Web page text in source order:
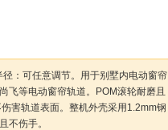
：可任意调节。用于别墅内电动窗帘
飞等电动窗帘轨道。POM滚轮耐磨且
害轨道表面。整机外壳采用1.2mm钢
不伤手。